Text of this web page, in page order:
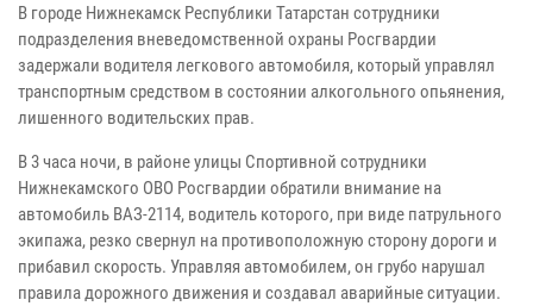
В городе Нижнекамск Республики Татарстан сотрудники
подразделения вневедомственной охраны Росгвардии
задержали водителя легкового автомобиля, который управлял
транспортным средством в состоянии алкогольного опьянения,
лишенного водительских прав.
В 3 часа ночи, в районе улицы Спортивной сотрудники
Нижнекамского ОВО Росгвардии обратили внимание на
автомобиль ВАЗ-2114, водитель которого, при виде патрульного
экипажа, резко свернул на противоположную сторону дороги и
прибавил скорость. Управляя автомобилем, он грубо нарушал
правила дорожного движения и создавал аварийные ситуации.